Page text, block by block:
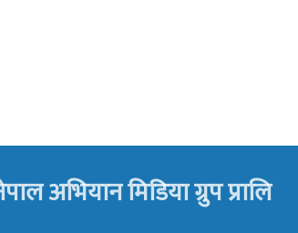
अभियान मिडिया ग्रुप प्रालि